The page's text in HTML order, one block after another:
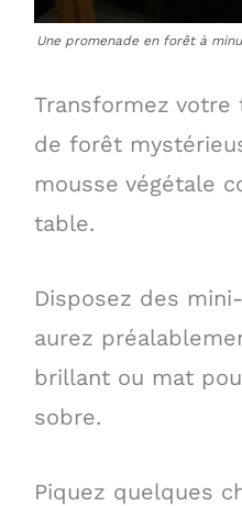
Une promenade en forêt à
Transformez
de forêt
mousse végétale
table.
Disposez des
aurez
brillant ou mat
sobre.
Piquez quelques